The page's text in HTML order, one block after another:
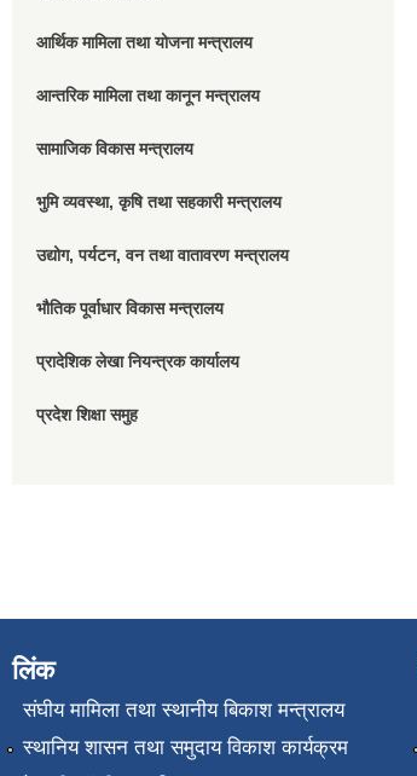
आर्थिक मामिला तथा योजना मन्त्रालय
आन्तरिक मामिला तथा कानून मन्त्रालय
सामाजिक विकास मन्त्रालय
भुमि व्यवस्था, कृषि तथा सहकारी मन्त्रालय
उद्योग, पर्यटन, वन तथा वातावरण मन्त्रालय
भौतिक पूर्वाधार विकास मन्त्रालय
प्रादेशिक लेखा नियन्त्रक कार्यालय
प्रदेश शिक्षा समुह
लिंक
संघीय मामिला तथा स्थानीय बिकाश मन्त्रालय
स्थानिय शासन तथा समुदाय विकाश कार्यक्रम